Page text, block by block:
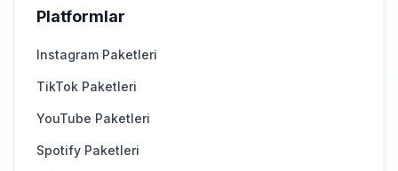
Platformlar
Instagram Paketleri
TikTok Paketleri
YouTube Paketleri
Spotify Paketleri